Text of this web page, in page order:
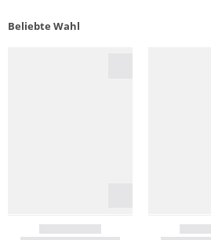
Beliebte Wahl